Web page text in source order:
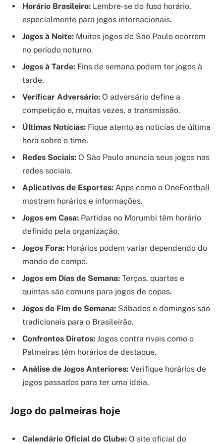
Horário Brasileiro: Lembre-se do fuso horário,
especialmente para jogos internacionais.
Jogos à Noite: Muitos jogos do São Paulo ocorrem
no período noturno.
Jogos à Tarde: Fins de semana podem ter jogos à
tarde.
Verificar Adversário: O adversário define a
competição e, muitas vezes, a transmissão.
Últimas Notícias: Fique atento às notícias de última
hora sobre o time.
Redes Sociais: O São Paulo anuncia seus jogos nas
redes sociais.
Aplicativos de Esportes: Apps como o OneFootball
mostram horários e informações.
Jogos em Casa: Partidas no Morumbi têm horário
definido pela organização.
Jogos Fora: Horários podem variar dependendo do
mando de campo.
Jogos em Dias de Semana: Terças, quartas e
quintas são comuns para jogos de copas.
Jogos de Fim de Semana: Sábados e domingos são
tradicionais para o Brasileirão.
Confrontos Diretos: Jogos contra rivais como o
Palmeiras têm horários de destaque.
Análise de Jogos Anteriores: Verifique horários de
jogos passados para ter uma ideia.
Jogo do palmeiras hoje
Calendário Oficial do Clube: O site oficial do